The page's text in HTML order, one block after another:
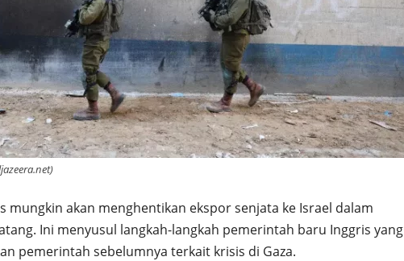
mungkin akan menghentikan ekspor senjata ke Israel dalam
Ini menyusul langkah-langkah pemerintah baru Inggris yang
pemerintah sebelumnya terkait krisis di Gaza.